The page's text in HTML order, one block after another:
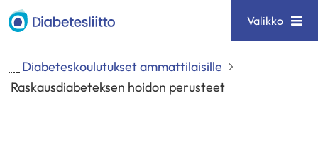
Siirry
sisältöön
Diabetesliitto Valikko
Diabeteskoulutukset ammattilaisille
Raskausdiabeteksen hoidon perusteet